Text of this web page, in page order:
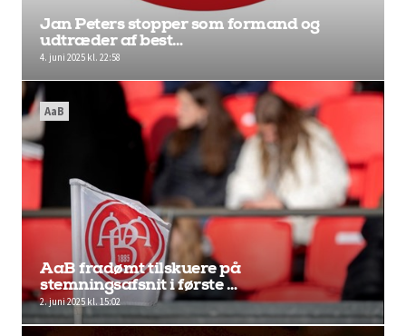
Jan Peters stopper som formand og
udtræder af best…
4. juni 2025 kl. 22:58
AaB fradømt tilskuere på
stemningsafsnit i første …
2. juni 2025 kl. 15:02
AaB